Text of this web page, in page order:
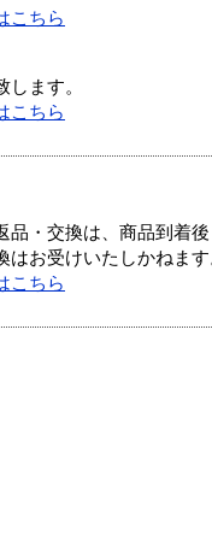
こちら
ます。
こちら
品・交換は、商品到着
お受けいたしかねます
こちら